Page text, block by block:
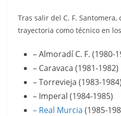
Tras salir del C. F. Santomera,
trayectoria como técnico en
– Almoradí C. F. (1980-
– Caravaca (1981-1982)
– Torrevieja (1983-1984)
– Imperal (1984-1985)
– Real Murcia (1985-